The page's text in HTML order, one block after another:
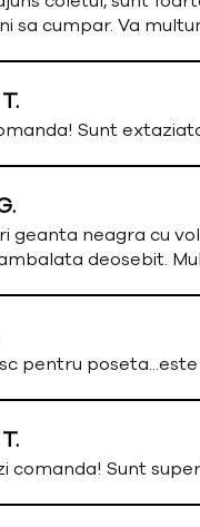
sa cumpar. Va
Sunt
geanta neagra cu
deosebit.
pentru
comanda! Sunt